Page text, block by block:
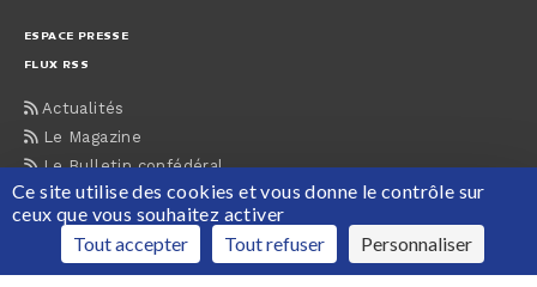
ESPACE PRESSE
FLUX RSS
Actualités
Le Magazine
Le Bulletin confédéral
Nos guides
ACCUEIL CONTACTS MENTIONS LÉGALES PLAN DU SITE
Ce site utilise des cookies et vous donne le contrôle sur
ceux que vous souhaitez activer
Tout accepter
Tout refuser Personnaliser